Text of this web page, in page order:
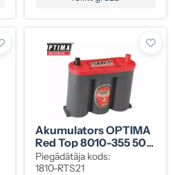
Akumulators OPTIMA
Red Top 8010-355 50
Ah
Piegādātāja kods:
1810-RTS21